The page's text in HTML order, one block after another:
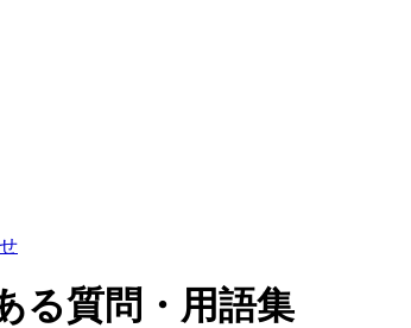
る質問・用語集